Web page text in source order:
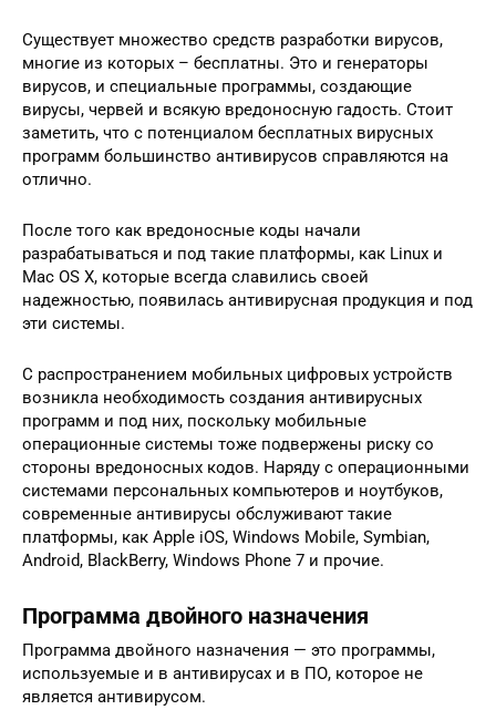
Существует множество средств разработки вирусов,
многие из которых – бесплатны. Это и генераторы
вирусов, и специальные программы, создающие
вирусы, червей и всякую вредоносную гадость. Стоит
заметить, что с потенциалом бесплатных вирусных
программ большинство антивирусов справляются на
отлично.
После того как вредоносные коды начали
разрабатываться и под такие платформы, как Linux и
Mac OS X, которые всегда славились своей
надежностью, появилась антивирусная продукция и под
эти системы.
С распространением мобильных цифровых устройств
возникла необходимость создания антивирусных
программ и под них, поскольку мобильные
операционные системы тоже подвержены риску со
стороны вредоносных кодов. Наряду с операционными
системами персональных компьютеров и ноутбуков,
современные антивирусы обслуживают такие
платформы, как Apple iOS, Windows Mobile, Symbian,
Android, BlackBerry, Windows Phone 7 и прочие.
Программа двойного назначения
Программа двойного назначения — это программы,
используемые и в антивирусах и в ПО, которое не
является антивирусом.